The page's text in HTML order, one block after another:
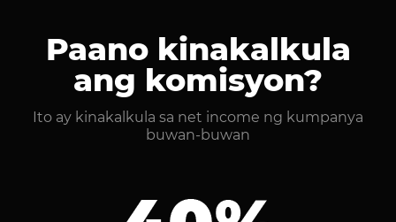
Paano kinakalkula
ang komisyon?
Ito ay kinakalkula sa net income ng kumpanya
buwan-buwan